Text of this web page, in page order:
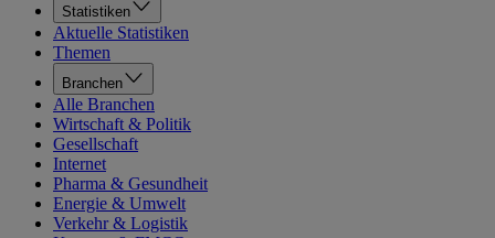
Statistiken
Aktuelle Statistiken
Themen
Branchen
Alle Branchen
Wirtschaft & Politik
Gesellschaft
Internet
Pharma & Gesundheit
Energie & Umwelt
Verkehr & Logistik